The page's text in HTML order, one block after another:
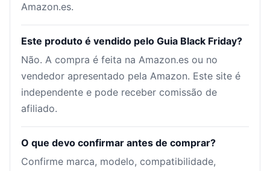
Amazon.es.
Este produto é vendido pelo Guia Black Friday?
Não. A compra é feita na Amazon.es ou no
vendedor apresentado pela Amazon. Este site é
independente e pode receber comissão de
afiliado.
O que devo confirmar antes de comprar?
Confirme marca, modelo, compatibilidade,